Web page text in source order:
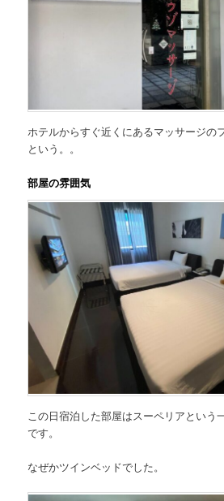
ホテルからすぐ近くにあるマッサージの
という。。
部屋の雰囲気
この日宿泊した部屋はスーペリアという
です。
なぜかツインベッドでした。